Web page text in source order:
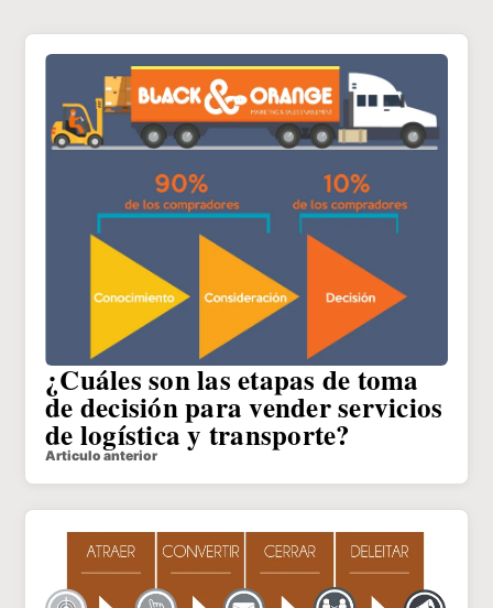
¿Cuáles son las etapas de toma
de decisión para vender servicios
de logística y transporte?
Articulo anterior